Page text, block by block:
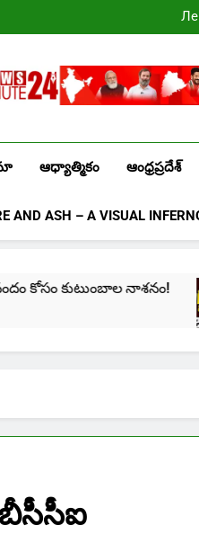
ఆధ్యాత్మికం ఆంధ్రప్రదేశ్
AND ASH – A VISUAL
కోసం కుటుంబాల నాశనం!